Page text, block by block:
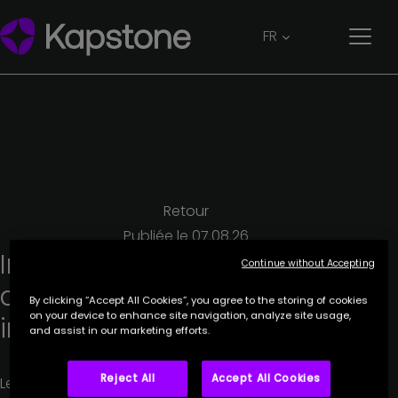
FR
Retour
Publiée le 07.08.26
Indemnisation
chômage
destravailleurs
indépendants
Les travailleurs indépendants peuvent désormais
By clicking “Accept All Cookies”, you agree to the storing of cookies
on your device to enhance site navigation, analyze site usage,
and assist in our marketing efforts.
Reject All Accept All Cookies
Continue without Accepting